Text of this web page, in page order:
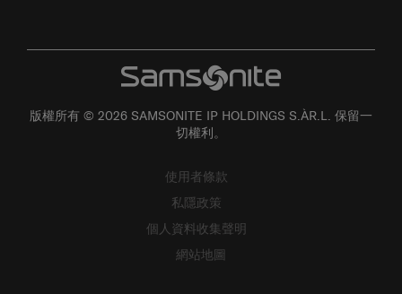
版權所有 © 2026 SAMSONITE IP HOLDINGS S.ÀR.L. 保留一
切權利。
使用者條款
私隱政策
個人資料收集聲明
網站地圖